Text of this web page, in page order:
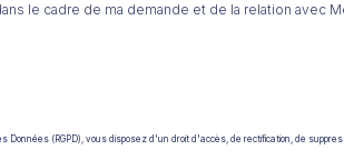
cadre de ma demande et de la relation avec
Données (RGPD), vous disposez d'un droit d'accès, de rectification, de